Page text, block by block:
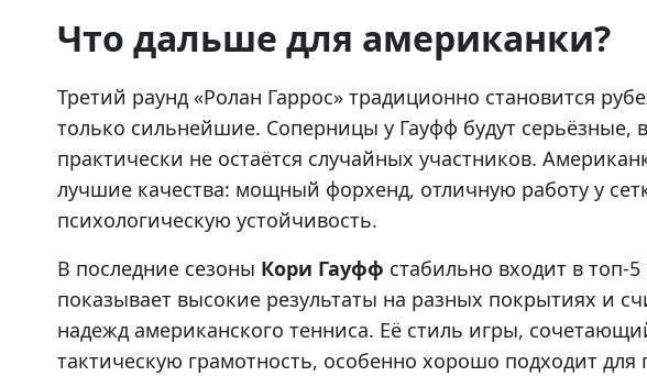
Что дальше для американки?
Третий раунд «Ролан Гаррос» традиционно становится
только сильнейшие. Соперницы у Гауфф будут серьёзные,
практически не остаётся случайных участников.
лучшие качества: мощный форхенд, отличную работу у
психологическую устойчивость.
В последние сезоны Кори Гауфф стабильно входит в топ-
показывает высокие результаты на разных покрытиях и
надежд американского тенниса. Её стиль игры,
тактическую грамотность, особенно хорошо подходит